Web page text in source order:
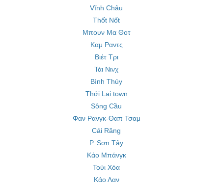
Vĩnh Châu
Thốt Nốt
Μπουν Μα Θοτ
Καμ Ραντς
Βιέτ Τρι
Τάι Νινχ
Bình Thủy
Thới Lai town
Sông Cầu
Φαν Ρανγκ-Θαπ Τσαμ
Cái Răng
P. Sơn Tây
Κάο Μπάνγκ
Τούι Χόα
Κάο Λαν